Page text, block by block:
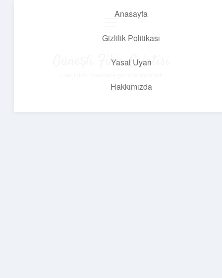
Anasayfa
Gizlilik Politikası
Yasal Uyarı
Hakkımızda
Güneşli Fikir Esintisi